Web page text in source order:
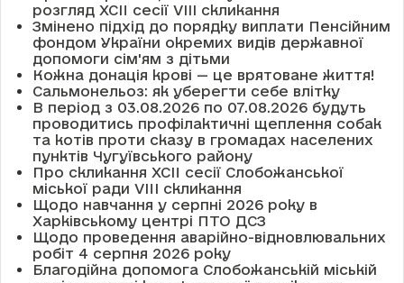
розгляд XCII сесії VІІІ скликання
Змінено підхід до порядку виплати Пенсійним
фондом України окремих видів державної
допомоги сім'ям з дітьми
Кожна донація крові — це врятоване життя!
Сальмонельоз: як уберегти себе влітку
В період з 03.08.2026 по 07.08.2026 будуть
проводитись профілактичні щеплення собак
та котів проти сказу в громадах населених
пунктів Чугуївського району
Про скликання XCII сесії Слобожанської
міської ради VIII скликання
Щодо навчання у серпні 2026 року в
Харківському центрі ПТО ДСЗ
Щодо проведення аварійно-відновлювальних
робіт 4 серпня 2026 року
Благодійна допомога Слобожанській міській